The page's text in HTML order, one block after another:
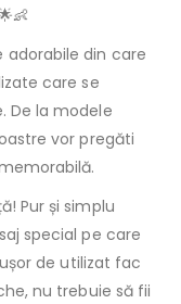
din care
care se
De la modele
vor pregăti
Pur și simplu
special pe care
de utilizat fac
nu trebuie să fii